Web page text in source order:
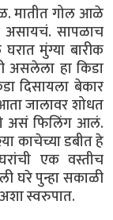
मातीत गोल आळे
सापळाच
मुंग्या बारीक
असलेला हा किडा
दिसायला बेकार
जालावर शोधत
असं फिलिंग आलं.
काचेच्या डबीत हे
एक वस्तीच
घरे पुन्हा सकाळी
स्वरुपात.